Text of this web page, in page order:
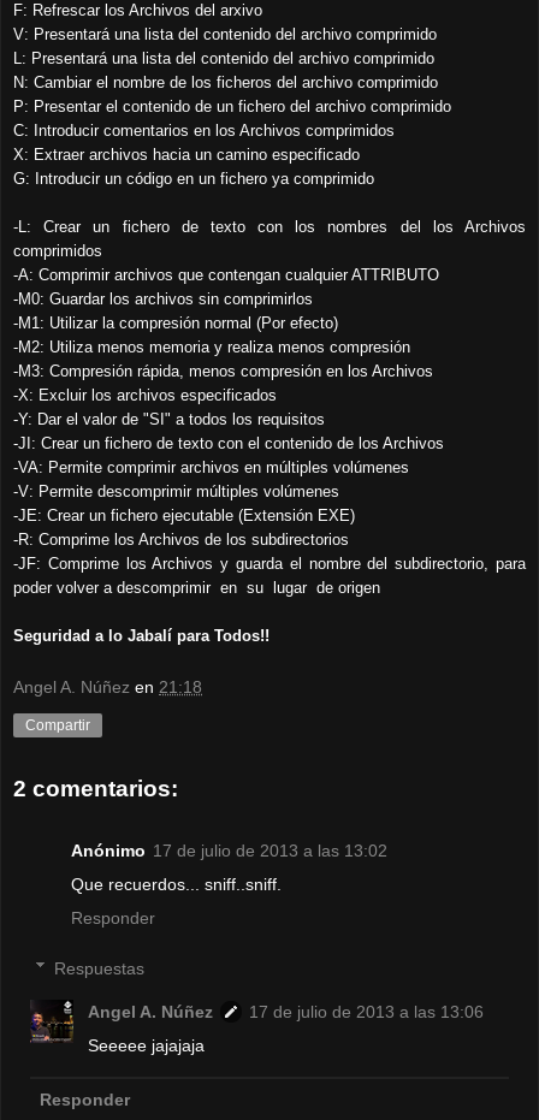
F: Refrescar los Archivos del arxivo
V: Presentará una lista del contenido del archivo comprimido
L: Presentará una lista del contenido del archivo comprimido
N: Cambiar el nombre de los ficheros del archivo comprimido
P: Presentar el contenido de un fichero del archivo comprimido
C: Introducir comentarios en los Archivos comprimidos
X: Extraer archivos hacia un camino especificado
G: Introducir un código en un fichero ya comprimido
-L: Crear un fichero de texto con los nombres del los Archivos
comprimidos
-A: Comprimir archivos que contengan cualquier ATTRIBUTO
-M0: Guardar los archivos sin comprimirlos
-M1: Utilizar la compresión normal (Por efecto)
-M2: Utiliza menos memoria y realiza menos compresión
-M3: Compresión rápida, menos compresión en los Archivos
-X: Excluir los archivos especificados
-Y: Dar el valor de "SI" a todos los requisitos
-JI: Crear un fichero de texto con el contenido de los Archivos
-VA: Permite comprimir archivos en múltiples volúmenes
-V: Permite descomprimir múltiples volúmenes
-JE: Crear un fichero ejecutable (Extensión EXE)
-R: Comprime los Archivos de los subdirectorios
-JF: Comprime los Archivos y guarda el nombre del subdirectorio, para
poder volver a descomprimir en su lugar de origen
Seguridad a lo Jabalí para Todos!!
Angel A. Núñez en 21:18
Compartir
2 comentarios:
Anónimo 17 de julio de 2013 a las 13:02
Que recuerdos... sniff..sniff.
Responder
Respuestas
Angel A. Núñez
17 de julio de 2013 a las 13:06
Seeeee jajajaja
Responder